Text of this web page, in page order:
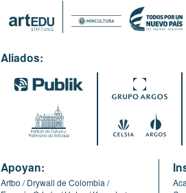
Aliados:
Apoyan:
Artbo
Drywall de Colombia